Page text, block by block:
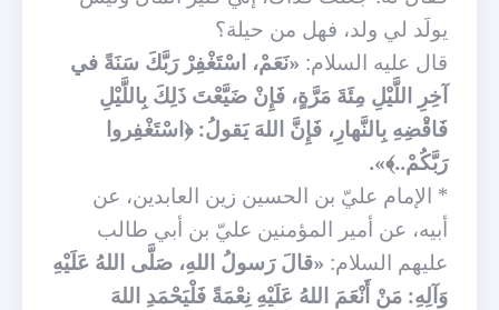
يولَد لي ولد، فهل من حيلة؟
قال عليه السلام: «نَعَمْ، اسْتَغْفِرْ رَبَّكَ سَنَةً في
آخِرِ اللَّيْلِ مِئَةَ مَرَّةٍ، فَإِنْ ضَيَّعْتَ ذَلِكَ بِاللَّيْلِ
فَاقْضِهِ بِالنَّهارِ، فَإِنَّ اللهَ يَقولُ: ﴿اسْتَغْفِروا
رَبَّكُمْ..﴾».
* الإمام عليّ بن الحسين زين العابدين، عن
أبيه، عن أمير المؤمنين عليّ بن أبي طالب
عليهم السلام: «قالَ رَسولُ اللهِ، صَلَّى اللهُ عَلَيْهِ
وَآلِهِ: مَنْ أَنْعَمَ اللهُ عَلَيْهِ نِعْمَةً فَلْيَحْمَدِ اللهَ